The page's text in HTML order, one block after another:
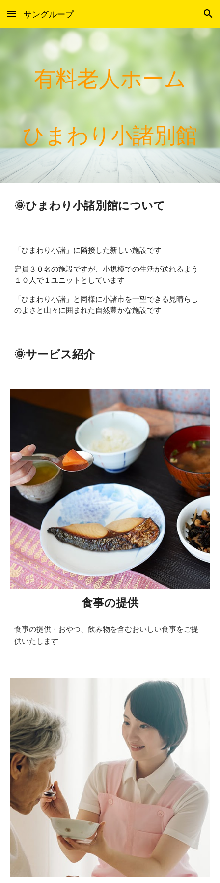
Skip to main content Skip to navigation
サングループ
有料老人ホーム
ひまわり小諸別館
🌞ひまわり小諸別館について
「ひまわり小諸」に隣接した新しい施設です
定員３０名の施設ですが、小規模での生活が送れるよう
１０人で１ユニットとしています
「ひまわり小諸」と同様に小諸市を一望できる見晴らし
のよさと山々に囲まれた自然豊かな施設です
🌞サービス紹介
食事の提供
食事の提供・おやつ、飲み物を含むおいしい食事をご提
供いたします